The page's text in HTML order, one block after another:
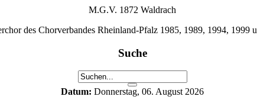
M.G.V. 1872 Waldrach
des Chorverbandes Rheinland-Pfalz 1985, 1989, 1994, 1999
Suche
Datum: Donnerstag, 06. August 2026